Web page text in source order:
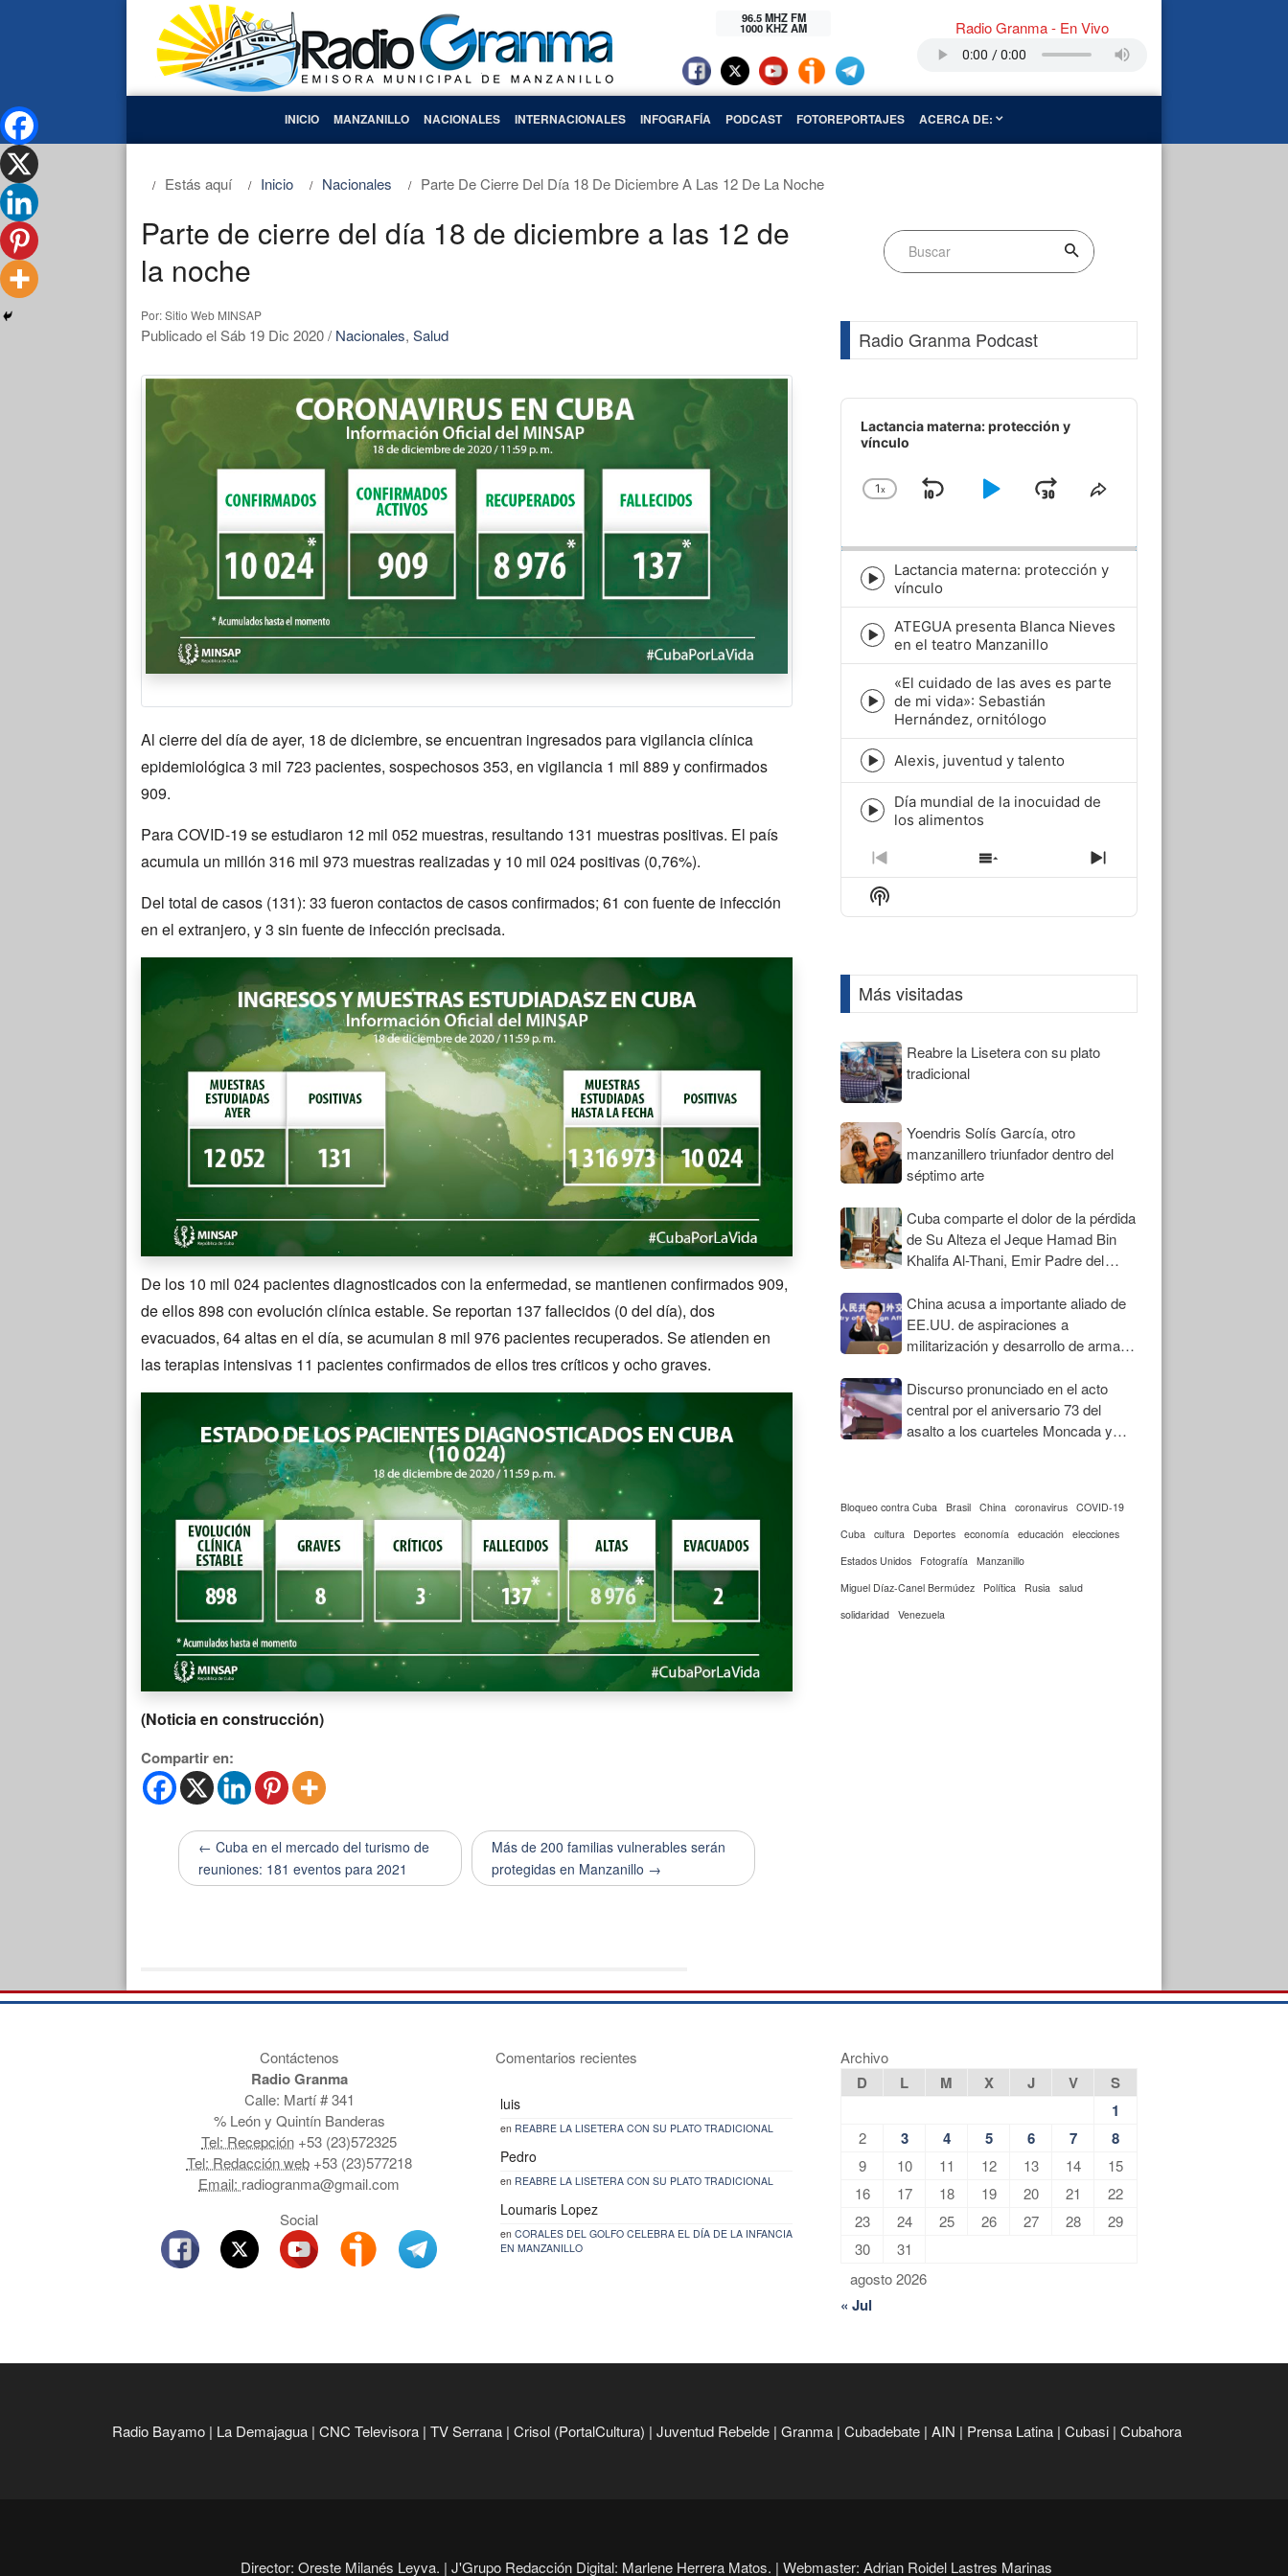
96.5 MHZ FM
1000 KHZ AM Radio Granma - En Vivo
INICIO MANZANILLO NACIONALES INTERNACIONALES INFOGRAFÍA PODCAST FOTOREPORTAJES ACERCA DE:
Estás aquí Inicio Nacionales Parte De Cierre Del Día 18 De Diciembre A Las 12 De La Noche
Parte de cierre del día 18 de diciembre a las 12 de
la noche
Por: Sitio Web MINSAP
Publicado el Sáb 19 Dic 2020/ Nacionales, Salud
Al cierre del día de ayer, 18 de diciembre, se encuentran ingresados para vigilancia clínica
epidemiológica 3 mil 723 pacientes, sospechosos 353, en vigilancia 1 mil 889 y confirmados
909.
Para COVID-19 se estudiaron 12 mil 052 muestras, resultando 131 muestras positivas. El país
acumula un millón 316 mil 973 muestras realizadas y 10 mil 024 positivas (0,76%).
Del total de casos (131): 33 fueron contactos de casos confirmados; 61 con fuente de infección
en el extranjero, y 3 sin fuente de infección precisada.
De los 10 mil 024 pacientes diagnosticados con la enfermedad, se mantienen confirmados 909,
de ellos 898 con evolución clínica estable. Se reportan 137 fallecidos (0 del día), dos
evacuados, 64 altas en el día, se acumulan 8 mil 976 pacientes recuperados. Se atienden en
las terapias intensivas 11 pacientes confirmados de ellos tres críticos y ocho graves.
(Noticia en construcción)
Compartir en:
← Cuba en el mercado del turismo de
reuniones: 181 eventos para 2021
Más de 200 familias vulnerables serán
protegidas en Manzanillo →
Radio Granma Podcast
Audio
Player
Lactancia materna: protección y
vínculo
Change
1x
SkipPlayJumpShare
Episode
play
icon
Lactancia materna: protección y
vínculo
Episode
play
icon
ATEGUA presenta Blanca Nieves
en el teatro Manzanillo
Episode
play
icon
«El cuidado de las aves es parte
de mi vida»: Sebastián
Hernández, ornitólogo
Episode
play
icon
Alexis, juventud y talento
Episode
icon
Día mundial de la inocuidad de
los alimentos
Previous
Episode
Show
Episodes
Next
Episode
Show
Podcast
Más visitadas
Reabre la Lisetera con su plato
tradicional
Yoendris Solís García, otro
manzanillero triunfador dentro del
séptimo arte
Cuba comparte el dolor de la pérdida
de Su Alteza el Jeque Hamad Bin
Khalifa Al-Thani, Emir Padre del
China acusa a importante aliado de
EE.UU. de aspiraciones a
militarización y desarrollo de armas
Discurso pronunciado en el acto
central por el aniversario 73 del
asalto a los cuarteles Moncada y
Bloqueo contra Cuba Brasil China coronavirus COVID-19
Cuba
cultura Deportes economía educación elecciones
Estados Unidos
Fotografía
Manzanillo
Miguel Díaz-Canel Bermúdez
Política Rusia
salud
solidaridad Venezuela
Contáctenos
Radio Granma
Calle: Martí # 341
% León y Quintín Banderas
Tel: Recepción +53 (23)572325
Tel: Redacción web+53 (23)577218
Email: radiogranma@gmail.com
Social
Comentarios recientes
luis
en REABRE LA LISETERA CON SU PLATO TRADICIONAL
Pedro
en REABRE LA LISETERA CON SU PLATO TRADICIONAL
Loumaris Lopez
en CORALES DEL GOLFO CELEBRA EL DÍA DE LA INFANCIA
EN MANZANILLO
Archivo
agosto 2026
D L M X J V
S
1
2 3 4 5 6 7 8
9 10 11 12 13 14
15
16
17 18 19 20 21
22
23
24 25 26 27 28
29
30
31
« Jul
Radio Bayamo | La Demajagua | CNC Televisora | TV Serrana | Crisol (PortalCultura) | Juventud Rebelde | Granma | Cubadebate | AIN | Prensa Latina | Cubasi | Cubahora
Director: Oreste Milanés Leyva. | J'Grupo Redacción Digital: Marlene Herrera Matos. | Webmaster: Adrian Roidel Lastres Marinas